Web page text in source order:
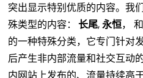
突出显示特别优质的内容。我
殊类型的内容：
长尾,永恒，
的一种特殊分类，它专门针对
后产生非内部流量和社交互动